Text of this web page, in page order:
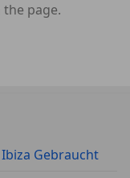
page.
Ibiza Gebraucht